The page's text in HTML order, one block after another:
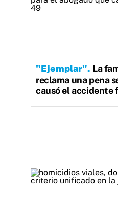
"Ejemplar" La
reclama una pena
causó el accidente